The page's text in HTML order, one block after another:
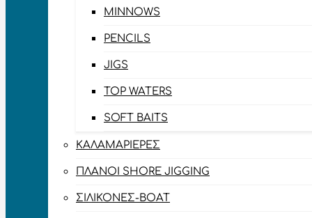
MINNOWS
PENCILS
JIGS
TOP WATERS
SOFT BAITS
ΚΑΛΑΜΑΡΙΈΡΕΣ
ΠΛΆΝΟΙ SHORE JIGGING
ΣΙΛΙΚΌΝΕΣ-BOAT